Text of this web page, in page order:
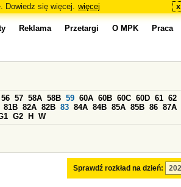
Dowiedz się więcej. więcej x
Reklama Przetargi O MPK Praca
Sprawdź rozkład na dzień:
56 57 58A 58B 59 60A 60B 60C 60D 61 62
81B 82A 82B 83 84A 84B 85A 85B 86 87A
G2 H W